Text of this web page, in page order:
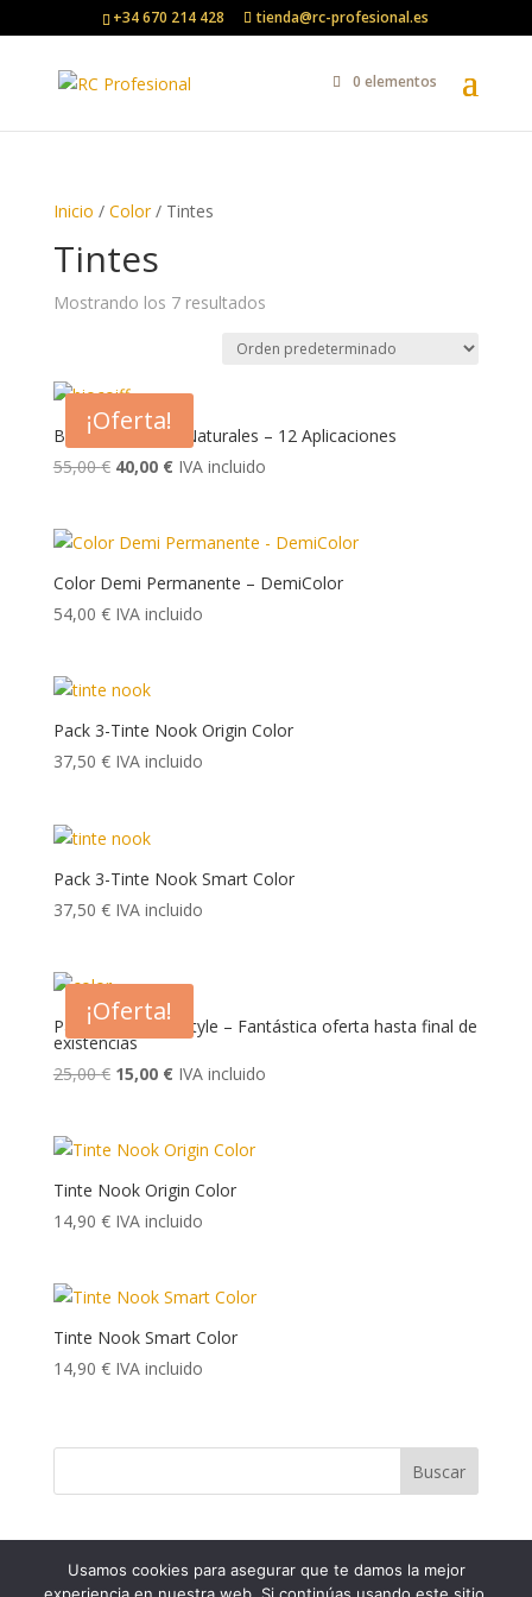
+34 670 214 428 tienda@rc-profesional.es
0 elementos
Inicio / Color/ Tintes
Tintes
Mostrando los 7 resultados
¡Oferta!
Biocoiff – Tintes Naturales – 12 Aplicaciones
55,00€ El
era:
55,00 €.
40,00 €El
es:
40,00 €.
IVA incluido
Color Demi Permanente – DemiColor
54,00 € IVA incluido
Pack 3-Tinte Nook Origin Color
37,50 € IVA incluido
Pack 3-Tinte Nook Smart Color
37,50 € IVA incluido
¡Oferta!
Pack 3-Tinte Vitastyle – Fantástica oferta hasta final de
existencias
25,00€ El
era:
25,00 €.
15,00 €El
es:
15,00 €.
IVA incluido
Tinte Nook Origin Color
14,90 € IVA incluido
Tinte Nook Smart Color
14,90 € IVA incluido
Buscar
Usamos cookies para asegurar que te damos la mejor